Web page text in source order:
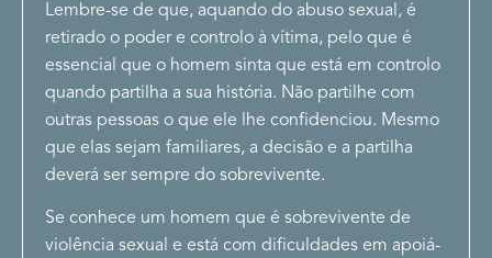
Lembre-se de que, aquando do abuso sexual, é
retirado o poder e controlo à vítima, pelo que é
essencial que o homem sinta que está em controlo
quando partilha a sua história. Não partilhe com
outras pessoas o que ele lhe confidenciou. Mesmo
que elas sejam familiares, a decisão e a partilha
deverá ser sempre do sobrevivente.
Se conhece um homem que é sobrevivente de
violência sexual e está com dificuldades em apoiá-